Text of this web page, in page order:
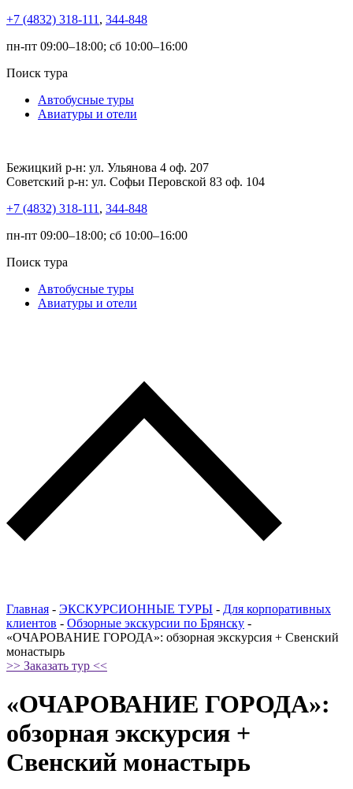
+7 (4832) 318-111 , 344-848
пн-пт 09:00–18:00; сб 10:00–16:00
Поиск тура
Автобусные туры
Авиатуры и отели
Бежицкий р-н: ул. Ульянова 4 оф. 207
Советский р-н: ул. Софьи Перовской 83 оф. 104
+7 (4832) 318-111 , 344-848
пн-пт 09:00–18:00; сб 10:00–16:00
Поиск тура
Автобусные туры
Авиатуры и отели
Главная - ЭКСКУРСИОННЫЕ ТУРЫ - Для корпоративных
клиентов - Обзорные экскурсии по Брянску -
«ОЧАРОВАНИЕ ГОРОДА»: обзорная экскурсия + Свенский
монастырь
>> Заказать тур <<
«ОЧАРОВАНИЕ ГОРОДА»:
обзорная экскурсия +
Свенский монастырь